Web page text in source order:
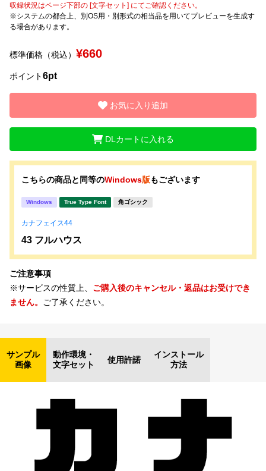
リセット 検索
収録状況はページ下部の [文字セット] にてご確認ください。
※システムの都合上、別OS用・別形式の相当品を用いてプレビューを生成す
る場合があります。
標準価格（税込） ¥660
ポイント6pt
お気に入り追加
DLカートに入れる
こちらの商品と同等のWindows版もございます
Windows True Type Font 角ゴシック
カナフェイス44
43 フルハウス
ご注意事項
※サービスの性質上、 ご購入後のキャンセル・返品はお受けでき
ません。 ご了承ください。
サンプル
画像
動作環境・
文字セット
使用許諾
インストール
方法